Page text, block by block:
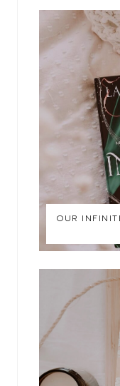
OUR